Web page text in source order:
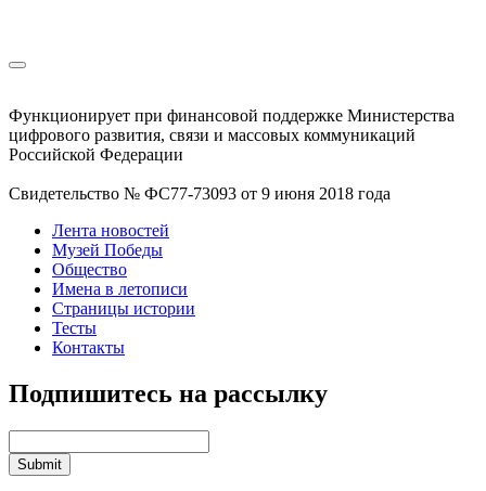
Функционирует при финансовой поддержке Министерства
цифрового развития, связи и массовых коммуникаций
Российской Федерации
Свидетельство № ФС77-73093 от 9 июня 2018 года
Лента новостей
Музей Победы
Общество
Имена в летописи
Страницы истории
Тесты
Контакты
Подпишитесь на рассылку